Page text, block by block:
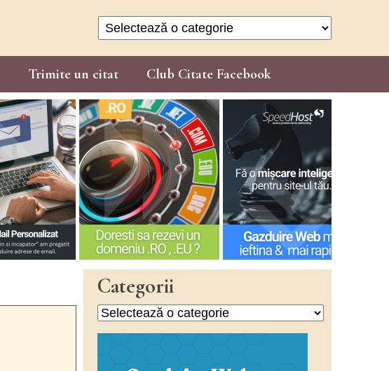
Categorii
Trimite un citat Club Citate Facebook
Categorii
Categorii